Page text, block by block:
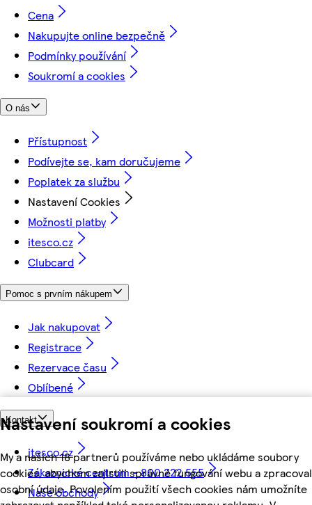
Nastavení soukromí a cookies
My a našich 18 partnerů používáme nebo ukládáme soubory
cookies, abychom zajistili správné fungování webu a
osobní údaje. Povolením použití všech cookies nám umožníte
Cena
Nakupujte online bezpečně
Podmínky používání
Soukromí a cookies
O nás
Přístupnost
Podívejte se, kam doručujeme
Poplatek za službu
Nastavení Cookies
Možnosti platby
itesco.cz
Clubcard
Pomoc s prvním nákupem
Jak nakupovat
Registrace
Rezervace času
Oblíbené
Kontakt
itesco.cz
Zákaznické centrum - 800 222 555
Naše obchody